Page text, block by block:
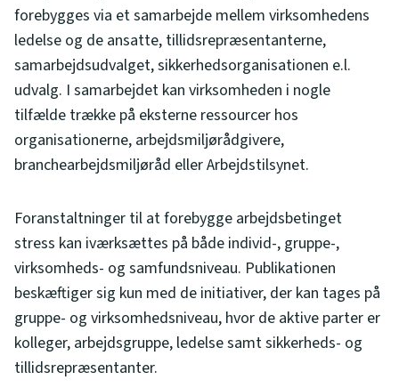
forebygges via et samarbejde mellem virksomhedens
ledelse og de ansatte, tillidsrepræsentanterne,
samarbejdsudvalget, sikkerhedsorganisationen e.l.
udvalg. I samarbejdet kan virksomheden i nogle
tilfælde trække på eksterne ressourcer hos
organisationerne, arbejdsmiljørådgivere,
branchearbejdsmiljøråd eller Arbejdstilsynet.
Foranstaltninger til at forebygge arbejdsbetinget
stress kan iværksættes på både individ-, gruppe-,
virksomheds- og samfundsniveau. Publikationen
beskæftiger sig kun med de initiativer, der kan tages på
gruppe- og virksomhedsniveau, hvor de aktive parter er
kolleger, arbejdsgruppe, ledelse samt sikkerheds- og
tillidsrepræsentanter.